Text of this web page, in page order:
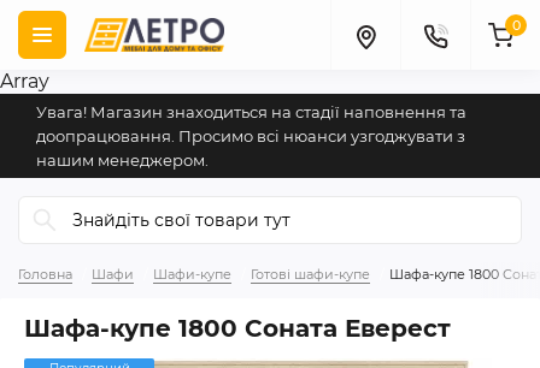
Array
Увага! Магазин знаходиться на стадії наповнення та
доопрацювання. Просимо всі нюанси узгоджувати з
нашим менеджером.
0
Головна Шафи Шафи-купе Готові шафи-купе Шафа-купе 1800
Шафа-купе 1800 Соната Еверест